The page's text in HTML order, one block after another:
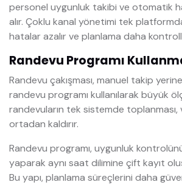
personel uygunluk takibi ve otomatik
alır. Çoklu kanal yönetimi tek
hatalar azalır ve planlama daha
Randevu Programı
Randevu çakışması, manuel takip
randevu programı kullanılarak büyük
randevuların tek sistemde toplanması,
ortadan kaldırır.
Randevu programı, uygunluk
yaparak aynı saat dilimine çift kayıt
Bu yapı, planlama süreçlerini daha